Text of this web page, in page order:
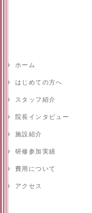
ホーム
はじめての方へ
スタッフ紹介
院長インタビュー
施設紹介
研修参加実績
費用について
アクセス